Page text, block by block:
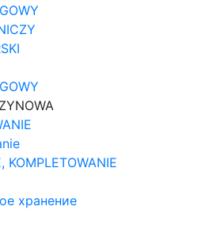
KOMPLETOWANIE
хранение